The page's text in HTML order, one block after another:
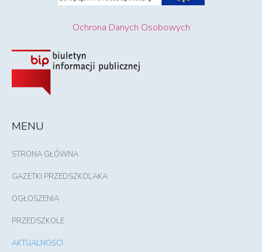
Ochrona Danych Osobowych
MENU
STRONA GŁÓWNA
GAZETKI PRZEDSZKOLAKA
OGŁOSZENIA
PRZEDSZKOLE
AKTUALNOŚCI